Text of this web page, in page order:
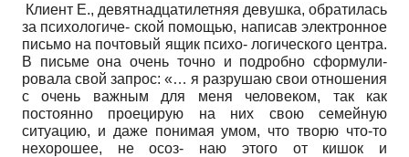
Клиент Е., девятнадцатилетняя девушка, обратилась
за психологиче- ской помощью, написав электронное
письмо на почтовый ящик психо- логического центра.
В письме она очень точно и подробно сформули-
ровала свой запрос: «… я разрушаю свои отношения
с очень важным для меня человеком, так как
постоянно проецирую на них свою семейную
ситуацию, и даже понимая умом, что творю что-то
нехорошее, не осоз- наю этого от кишок и